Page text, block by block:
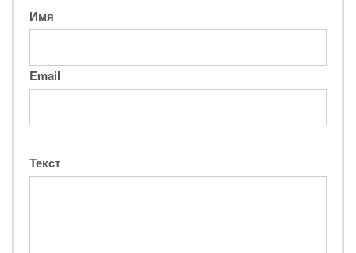
Имя
Email
Текст